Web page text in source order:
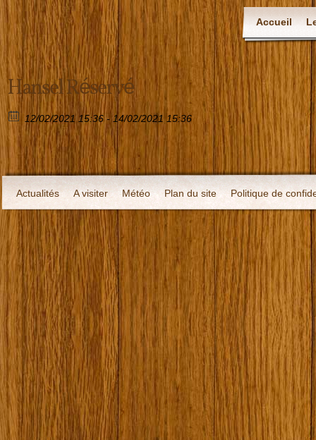
Accueil
Hansel Réservé
12/02/2021 15:36 - 14/02/2021 15:36
Actualités A visiter Météo Plan du site Politique de